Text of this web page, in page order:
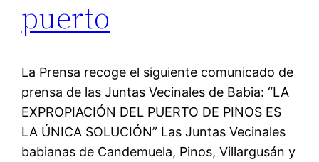
puerto
La Prensa recoge el siguiente comunicado de
prensa de las Juntas Vecinales de Babia: “LA
EXPROPIACIÓN DEL PUERTO DE PINOS ES
LA ÚNICA SOLUCIÓN” Las Juntas Vecinales
babianas de Candemuela, Pinos, Villargusán y